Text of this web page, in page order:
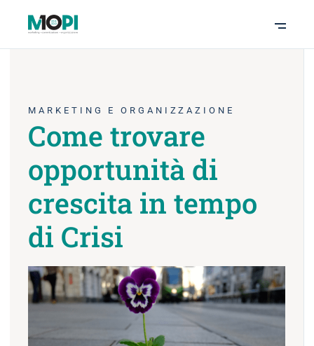
MARKETING E ORGANIZZAZIONE
Come trovare
opportunità di
crescita in tempo
di Crisi